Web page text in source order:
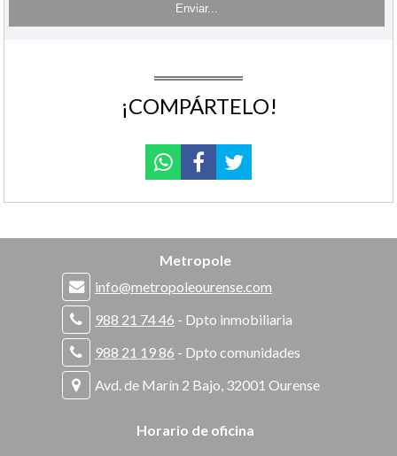
¡COMPÁRTELO!
Metropole
info@metropoleourense.com
988 21 74 46 - Dpto inmobiliaria
988 21 19 86 - Dpto comunidades
Avd. de Marín 2 Bajo, 32001 Ourense
Horario de oficina